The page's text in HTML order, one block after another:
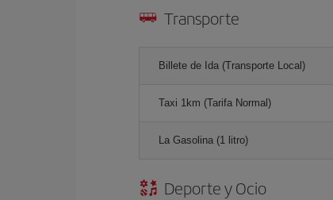
Transporte
Billete de Ida (Transporte Local)
Taxi 1km (Tarifa Normal)
La Gasolina (1 litro)
Deporte y Ocio